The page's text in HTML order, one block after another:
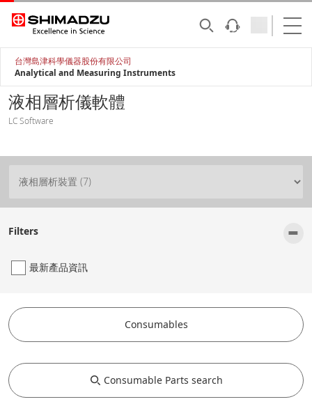
台灣島津科學儀器股份有限公司
Analytical and Measuring Instruments
液相層析儀軟體
LC Software
Filters -
最新產品資訊
Consumables
Consumable Parts search